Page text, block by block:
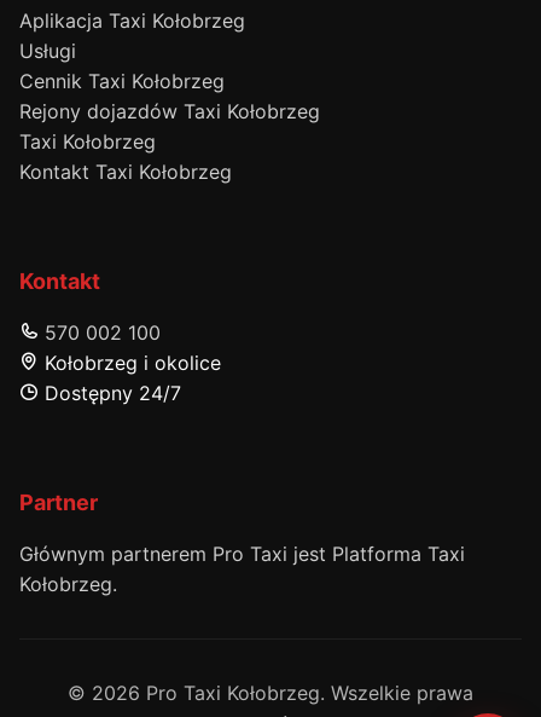
Aplikacja Taxi Kołobrzeg
Usługi
Cennik Taxi Kołobrzeg
Rejony dojazdów Taxi Kołobrzeg
Taxi Kołobrzeg
Kontakt Taxi Kołobrzeg
Kontakt
570 002 100
Kołobrzeg i okolice
Dostępny 24/7
Partner
Głównym partnerem Pro Taxi jest Platforma Taxi
Kołobrzeg.
© 2026 Pro Taxi Kołobrzeg. Wszelkie prawa